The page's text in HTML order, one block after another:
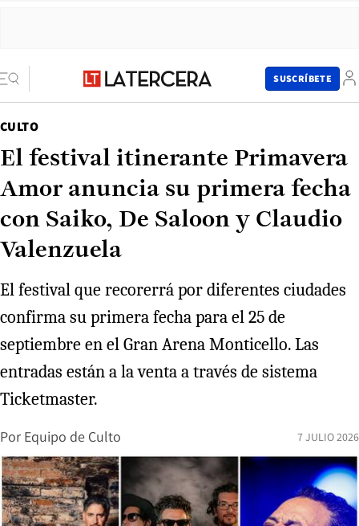
SUSCRÍBETE
CULTO
El festival itinerante Primavera
Amor anuncia su primera fecha
con Saiko, De Saloon y Claudio
Valenzuela
El festival que recorerrá por diferentes ciudades
confirma su primera fecha para el 25 de
septiembre en el Gran Arena Monticello. Las
entradas están a la venta a través de sistema
Ticketmaster.
Por Equipo de Culto 7 JULIO 2026